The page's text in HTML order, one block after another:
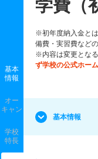
学費（
※初年度納入金と
備費・実習費など
※内容は変更となる
ず学校の公式ホー
基本
情報
オー
キャン
学校
特長
基本情報